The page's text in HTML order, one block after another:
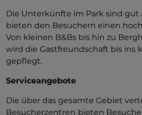
Die Unterkünfte im Park sind
bieten den Besuchern einen
Von kleinen B&Bs bis hin zu
wird die Gastfreundschaft bis ins
gepflegt.
Serviceangebote
Die über das gesamte Gebiet
Besucherzentren bieten